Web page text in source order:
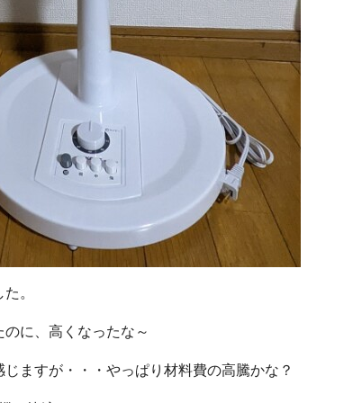
。
に、高くなったな～
ますが・・・やっぱり材料費の高騰かな？